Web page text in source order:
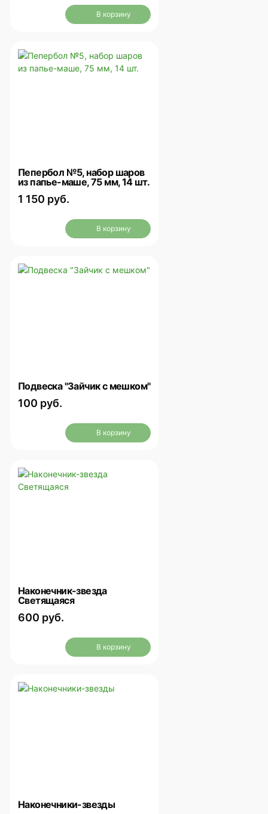
В корзину
Пепербол №5, набор шаров
из папье-маше, 75 мм, 14 шт.
1 150 руб.
В корзину
Подвеска "Зайчик с мешком"
100 руб.
В корзину
Наконечник-звезда
Светящаяся
600 руб.
В корзину
Наконечники-звезды